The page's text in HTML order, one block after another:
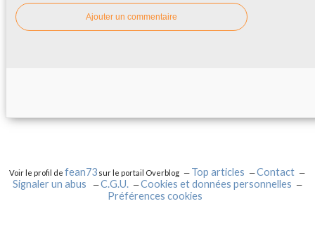
Ajouter un commentaire
Voir le profil defean73 sur le portail Overblog Top articles
Contact
Signaler un abus
C.G.U.
Cookies et données personnelles
Préférences cookies